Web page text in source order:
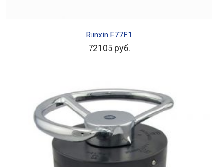
Runxin F77B1
72105 руб.